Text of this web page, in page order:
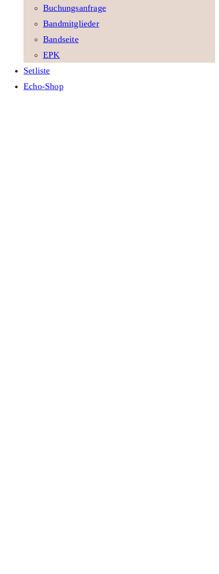
Buchungsanfrage
Bandmitglieder
Bandseite
EPK
Setliste
Echo-Shop